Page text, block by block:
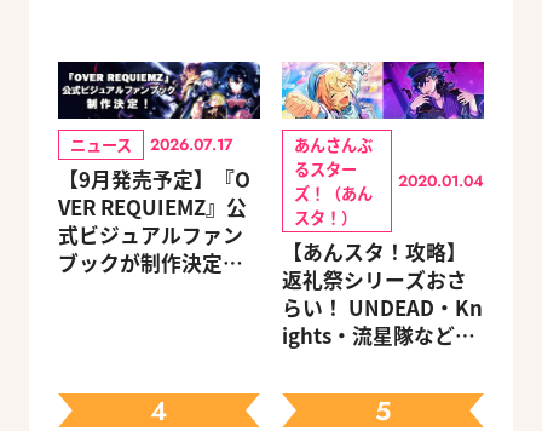
ニュース 2026.07.17
【9月発売予定】『O
VER REQUIEMZ』公
式ビジュアルファン
ブックが制作決定！
あんさんぶ
るスター
ズ！（あん
スタ！）
2020.01.04
【あんスタ！攻略】
返礼祭シリーズおさ
らい！ UNDEAD・Kn
ights・流星隊など、
ェック
4 5